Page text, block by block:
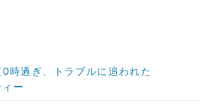
時過ぎ、トラブルに追われた
ー